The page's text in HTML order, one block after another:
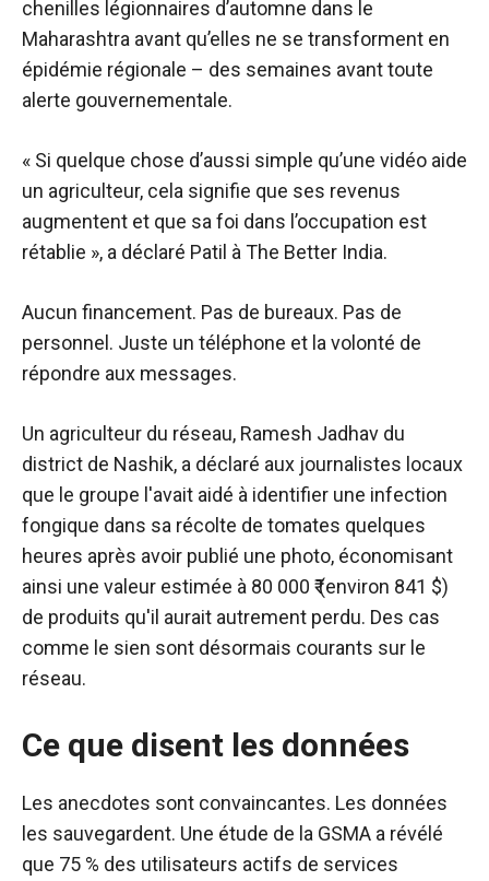
chenilles légionnaires d’automne dans le
Maharashtra avant qu’elles ne se transforment en
épidémie régionale – des semaines avant toute
alerte gouvernementale.
« Si quelque chose d’aussi simple qu’une vidéo aide
un agriculteur, cela signifie que ses revenus
augmentent et que sa foi dans l’occupation est
rétablie », a déclaré Patil à The Better India.
Aucun financement. Pas de bureaux. Pas de
personnel. Juste un téléphone et la volonté de
répondre aux messages.
Un agriculteur du réseau, Ramesh Jadhav du
district de Nashik, a déclaré aux journalistes locaux
que le groupe l'avait aidé à identifier une infection
fongique dans sa récolte de tomates quelques
heures après avoir publié une photo, économisant
ainsi une valeur estimée à 80 000 ₹ (environ 841 $)
de produits qu'il aurait autrement perdu. Des cas
comme le sien sont désormais courants sur le
réseau.
Ce que disent les données
Les anecdotes sont convaincantes. Les données
les sauvegardent. Une étude de la GSMA a révélé
que 75 % des utilisateurs actifs de services